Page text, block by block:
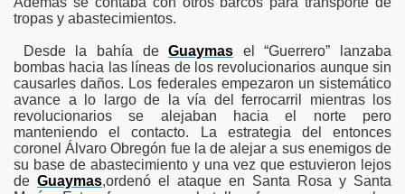
tropas y abastecimientos.
Desde la bahía deGuaymas el “Guerrero” lanzaba
bombas hacia las líneas de los revolucionarios aunque sin
causarles daños. Los federales empezaron un sistemático
avance a lo largo de la vía del ferrocarril mientras los
revolucionarios se alejaban hacia el norte pero
manteniendo el contacto. La estrategia del entonces
coronel Álvaro Obregón fue la de alejar a sus enemigos de
su base de abastecimiento y una vez que estuvieron lejos
de Guaymas,ordenó el ataque en Santa Rosa y Santa